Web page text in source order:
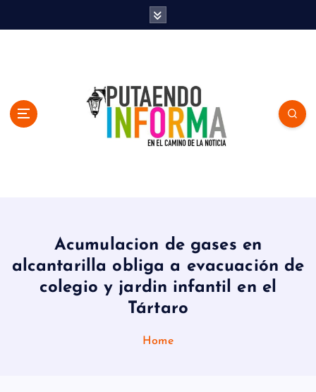
Acumulacion de gases en
alcantarilla obliga a evacuación de
colegio y jardin infantil en el
Tártaro
Home